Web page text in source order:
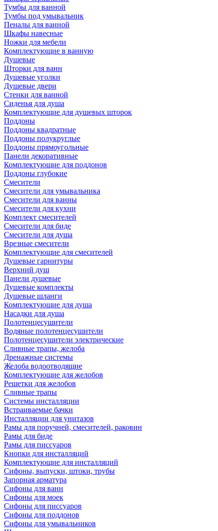
Тумбы для ванной
Тумбы под умывальник
Пеналы для ванной
Шкафы навесные
Ножки для мебели
Комплектующие в ванную
Душевые
Шторки для ванн
Душевые уголки
Душевые двери
Стенки для ванной
Сиденья для душа
Комплектующие для душевых шторок
Поддоны
Поддоны квадратные
Поддоны полукруглые
Поддоны прямоугольные
Панели декоративные
Комплектующие для поддонов
Поддоны глубокие
Смесители
Смесители для умывальника
Смесители для ванны
Смесители для кухни
Комплект смесителей
Смесители для биде
Смесители для душа
Врезные смесители
Комплектующие для смесителей
Душевые гарнитуры
Верхний душ
Панели душевые
Душевые комплекты
Душевые шланги
Комплектующие для душа
Насадки для душа
Полотенцесушители
Водяные полотенцесушители
Полотенцесушители электрические
Сливные трапы, желоба
Дренажные системы
Желоба водоотводящие
Комплектующие для желобов
Решетки для желобов
Сливные трапы
Системы инсталляции
Встраиваемые бачки
Инсталляции для унитазов
Рамы для поручней, смесителей, раковин
Рамы для биде
Рамы для писсуаров
Кнопки для инсталляций
Комплектующие для инсталляций
Сифоны, выпуски, штоки, трубы
Запорная арматура
Сифоны для ванн
Сифоны для моек
Сифоны для писсуаров
Сифоны для поддонов
Сифоны для умывальников